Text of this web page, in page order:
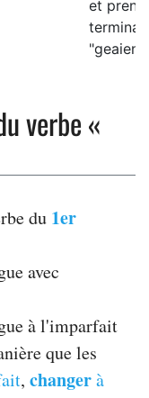
et
verbe «
du 1er
avec
à l'imparfait
que les
, changerà